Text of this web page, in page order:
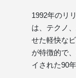
1992年のリ
は、テクノ
せた軽快な
が特徴的で
イされた90